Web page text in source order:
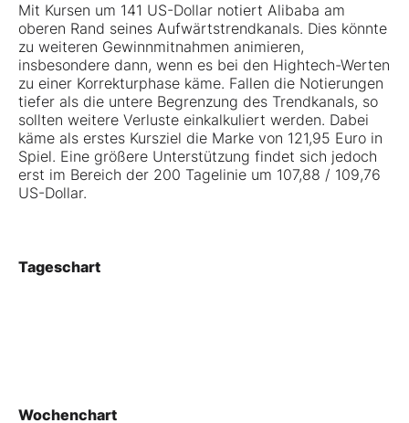
Mit Kursen um 141 US-Dollar notiert Alibaba am
oberen Rand seines Aufwärtstrendkanals. Dies könnte
zu weiteren Gewinnmitnahmen animieren,
insbesondere dann, wenn es bei den Hightech-Werten
zu einer Korrekturphase käme. Fallen die Notierungen
tiefer als die untere Begrenzung des Trendkanals, so
sollten weitere Verluste einkalkuliert werden. Dabei
käme als erstes Kursziel die Marke von 121,95 Euro in
Spiel. Eine größere Unterstützung findet sich jedoch
erst im Bereich der 200 Tagelinie um 107,88 / 109,76
US-Dollar.
Tageschart
Wochenchart